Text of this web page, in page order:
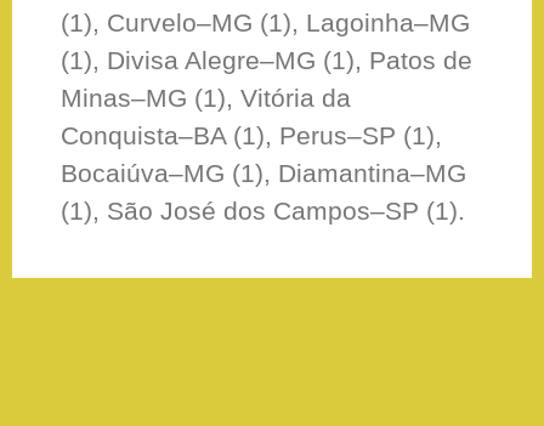
(1), Curvelo–MG (1), Lagoinha–MG
(1), Divisa Alegre–MG (1), Patos de
Minas–MG (1), Vitória da
Conquista–BA (1), Perus–SP (1),
Bocaiúva–MG (1), Diamantina–MG
(1), São José dos Campos–SP (1).